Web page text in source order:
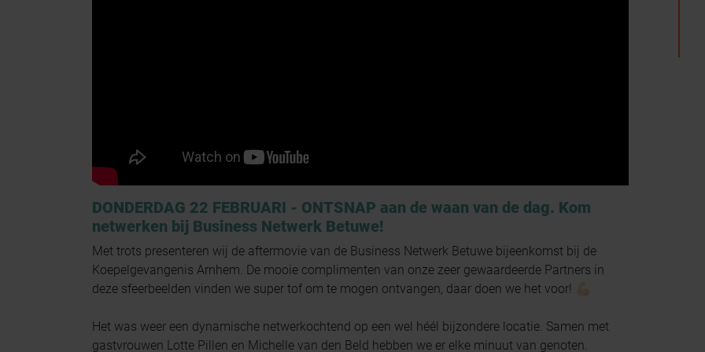
DONDERDAG 22 FEBRUARI - ONTSNAP aan de waan van de dag. Kom
netwerken bij Business Netwerk Betuwe!
Met trots presenteren wij de aftermovie van de Business Netwerk Betuwe bijeenkomst bij de
Koepelgevangenis Arnhem. De mooie complimenten van onze zeer gewaardeerde Partners in
deze sfeerbeelden vinden we super tof om te mogen ontvangen, daar doen we het voor! 💪🏻
Het was weer een dynamische netwerkochtend op een wel héél bijzondere locatie. Samen met
gastvrouwen Lotte Pillen en Michelle van den Beld hebben we er elke minuut van genoten.